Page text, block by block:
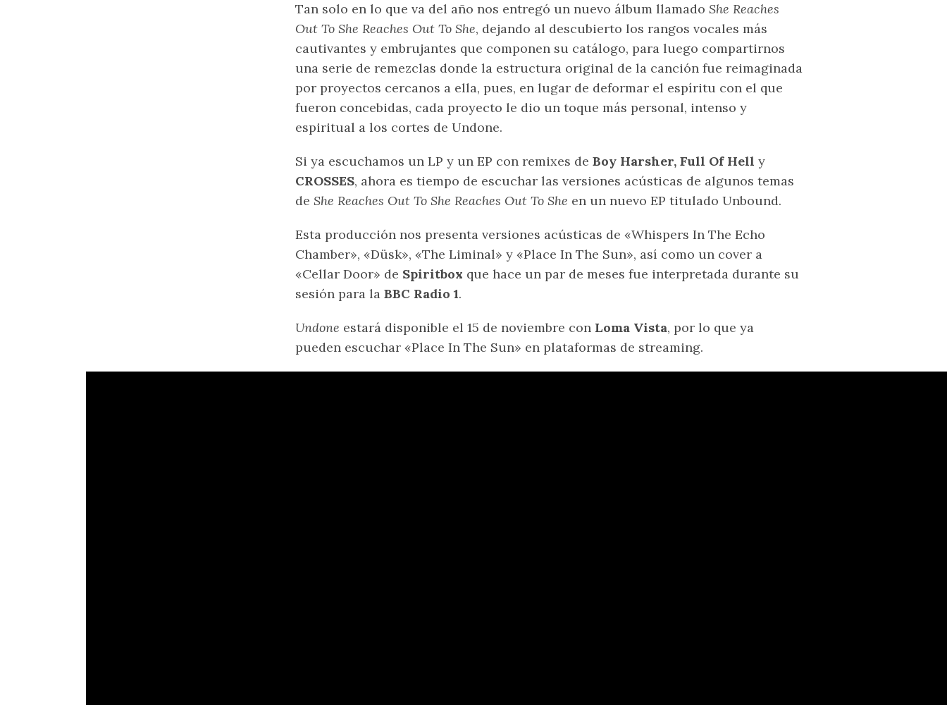
Tan solo en lo que va del año nos entregó un nuevo álbum llamado She Reaches
Out To She Reaches Out To She, dejando al descubierto los rangos vocales más
cautivantes y embrujantes que componen su catálogo, para luego compartirnos
una serie de remezclas donde la estructura original de la canción fue reimaginada
por proyectos cercanos a ella, pues, en lugar de deformar el espíritu con el que
fueron concebidas, cada proyecto le dio un toque más personal, intenso y
espiritual a los cortes de Undone.
Si ya escuchamos un LP y un EP con remixes de Boy Harsher, Full Of Hell y
CROSSES, ahora es tiempo de escuchar las versiones acústicas de algunos temas
de She Reaches Out To She Reaches Out To She en un nuevo EP titulado Unbound.
Esta producción nos presenta versiones acústicas de «Whispers In The Echo
Chamber», «Düsk», «The Liminal» y «Place In The Sun», así como un cover a
«Cellar Door» de Spiritbox que hace un par de meses fue interpretada durante su
sesión para la BBC Radio 1.
Undone estará disponible el 15 de noviembre con Loma Vista, por lo que ya
pueden escuchar «Place In The Sun» en plataformas de streaming.